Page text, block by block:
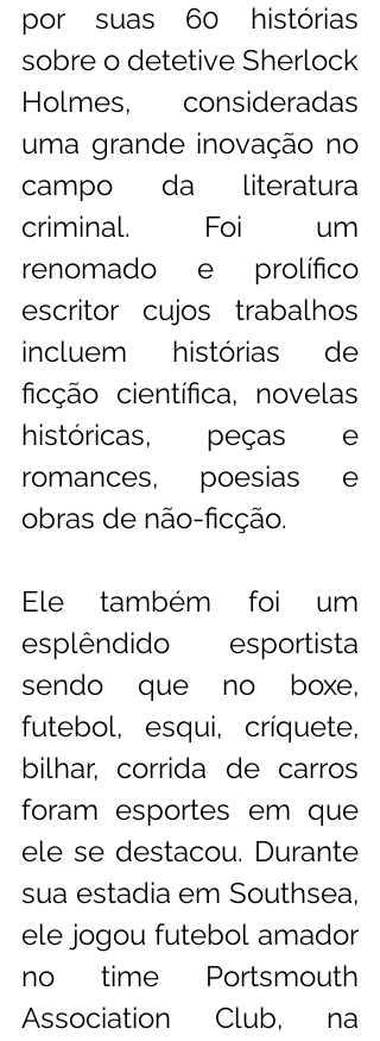
por suas 60 histórias
sobre o detetive Sherlock
Holmes, consideradas
uma grande inovação no
campo da literatura
criminal. Foi um
renomado e prolífico
escritor cujos trabalhos
incluem histórias de
ficção científica, novelas
históricas, peças e
romances, poesias e
obras de não-ficção.
Ele também foi um
esplêndido esportista
sendo que no boxe,
futebol, esqui, críquete,
bilhar, corrida de carros
foram esportes em que
ele se destacou. Durante
sua estadia em Southsea,
ele jogou futebol amador
no time Portsmouth
Association Club, na